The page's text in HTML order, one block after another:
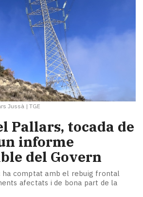
Jussà | TGE
Pallars, tocada de
informe
del Govern
comptat amb el rebuig frontal
afectats i de bona part de la